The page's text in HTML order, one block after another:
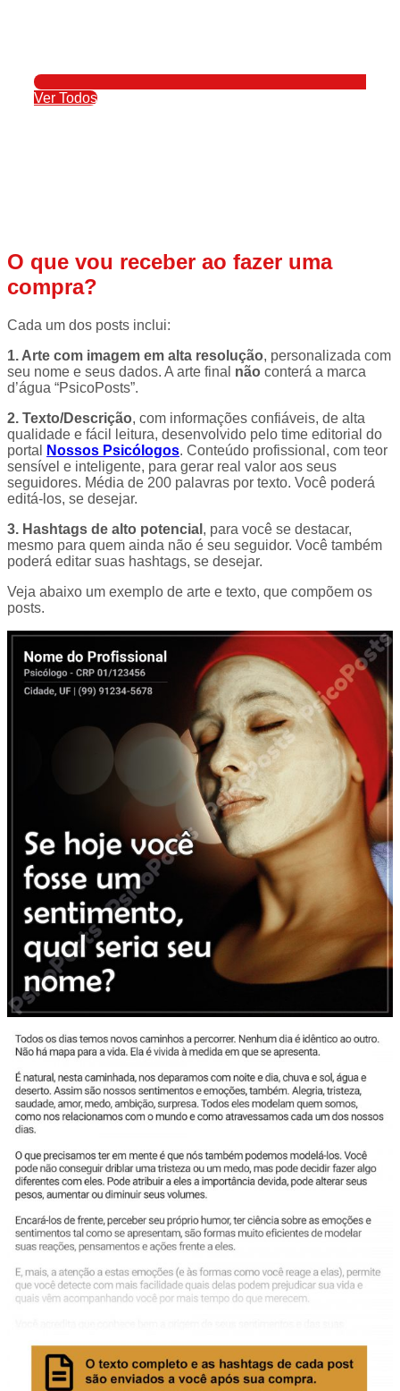
Ver Todos
O que vou receber ao fazer uma
compra?
Cada um dos posts inclui:
1. Arte com imagem em alta resolução, personalizada com
seu nome e seus dados. A arte final não conterá a marca
d’água “PsicoPosts”.
2. Texto/Descrição, com informações confiáveis, de alta
qualidade e fácil leitura, desenvolvido pelo time editorial do
portal
Nossos Psicólogos. Conteúdo profissional, com teor
sensível e inteligente, para gerar real valor aos seus
seguidores. Média de 200 palavras por texto. Você poderá
editá-los, se desejar.
3. Hashtags de alto potencial , para você se destacar,
mesmo para quem ainda não é seu seguidor. Você também
poderá editar suas hashtags, se desejar.
Veja abaixo um exemplo de arte e texto, que compõem os
posts.